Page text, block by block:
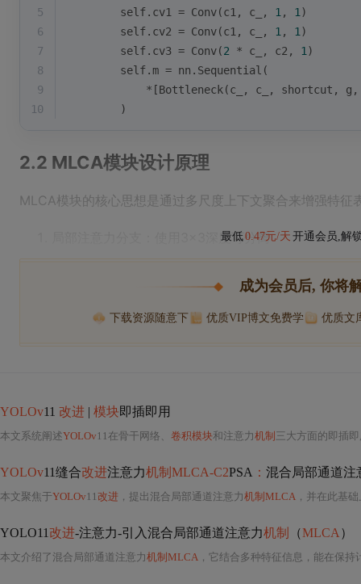
5
        self.cv1 = Conv(c1, c_,
1 , 1 )
6
        self.cv2 = Conv(c1, c_,
1 , 1 )
7
        self.cv3 = Conv(
2 * c_, c2, 1 )
8
        self.m = nn.Sequential(
9
*[Bottleneck(c_, c_, shortcut, g,
10
        )
2.2 MLCA模块设计原理
MLCA模块的核心思想是通过多尺度上下文聚合来增强特征
局部注意力分支：使用3×3深度可分离
最低0.47元/天 开通会员,解
成为会员后, 你将
下载资源随意下 优质VIP博文免费学 优质文
YOLOv11 改进 | 模块即插即用
本文系统阐述YOLOv 11在骨干网络、 卷积模块和注意力机制 三大方面的即插
YOLOv11缝合改进注意力机制MLCA-C2PSA ： 混合局部通道注
本文聚焦于YOLOv 11改进 ，提出混合局部通道注意力机制MLCA ，并在此基
YOLO11改进-注意力-引入混合局部通道注意力机制 （MLCA ）
本文介绍了混合局部通道注意力机制MLCA ，它结合多种特征信息，能在保